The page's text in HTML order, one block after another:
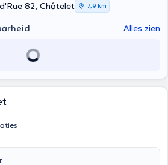
82, Châtelet 7,9 km
Alles zien